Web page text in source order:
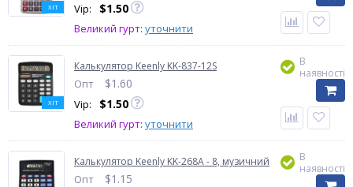
ХІТ Vip: $1.50
Великий гурт: уточнити
ХІТ
Калькулятор Keenly KK-837-12S
Опт $1.60
Vip: $1.50
Великий гурт: уточнити
В
наявності
Калькулятор Keenly KK-268A - 8, музичний
Опт $1.15
В
наявності